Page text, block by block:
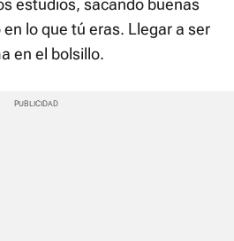
estudios, sacando buenas
lo que tú eras. Llegar a ser
en el bolsillo.